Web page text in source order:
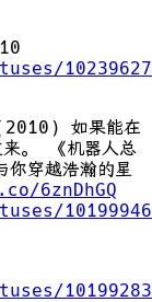
如果能在
来。 《机器人总
穿越浩瀚的星
6znDhGQ